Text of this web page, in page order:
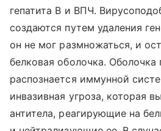
гепатита B и ВПЧ.
создаются путем удаления
он не мог размножаться, и
белковая оболочка.
распознается иммунной
инвазивная угроза, которая
антитела, реагирующие на